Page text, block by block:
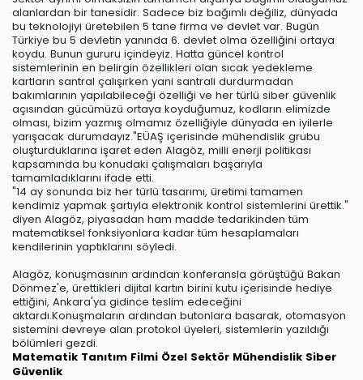
alanlardan bir tanesidir. Sadece biz bağımlı değiliz, dünyada
bu teknolojiyi üretebilen 5 tane firma ve devlet var. Bugün
Türkiye bu 5 devletin yanında 6. devlet olma özelliğini ortaya
koydu. Bunun gururu içindeyiz. Hatta güncel kontrol
sistemlerinin en belirgin özellikleri olan sıcak yedekleme
kartların santral çalışırken yani santrali durdurmadan
bakımlarının yapılabileceği özelliği ve her türlü siber güvenlik
açısından gücümüzü ortaya koyduğumuz, kodların elimizde
olması, bizim yazmış olmamız özelliğiyle dünyada en iyilerle
yarışacak durumdayız."EÜAŞ içerisinde mühendislik grubu
oluşturduklarına işaret eden Alagöz, milli enerji politikası
kapsamında bu konudaki çalışmaları başarıyla
tamamladıklarını ifade etti.
"14 ay sonunda biz her türlü tasarımı, üretimi tamamen
kendimiz yapmak şartıyla elektronik kontrol sistemlerini ürettik."
diyen Alagöz, piyasadan ham madde tedarikinden tüm
matematiksel fonksiyonlara kadar tüm hesaplamaları
kendilerinin yaptıklarını söyledi.
Alagöz, konuşmasının ardından konferansla görüştüğü Bakan
Dönmez'e, ürettikleri dijital kartın birini kutu içerisinde hediye
ettiğini, Ankara'ya gidince teslim edeceğini
aktardı.Konuşmaların ardından butonlara basarak, otomasyon
sistemini devreye alan protokol üyeleri, sistemlerin yazıldığı
bölümleri gezdi.
Matematik Tanıtım Filmi Özel Sektör Mühendislik Siber
Güvenlik